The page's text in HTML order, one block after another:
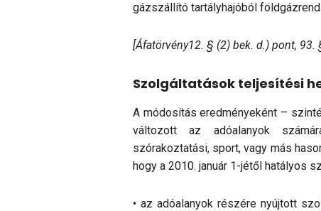
gázszállító tartályhajóból
[Áfatörvény12. § (2) bek. d.) pont,
Szolgáltatások teljesítési
A módosítás eredményeként –
változott az adóalanyok
szórakoztatási, sport, vagy más
hogy a 2010. január 1-jétől hatályos
• az adóalanyok részére nyújtott